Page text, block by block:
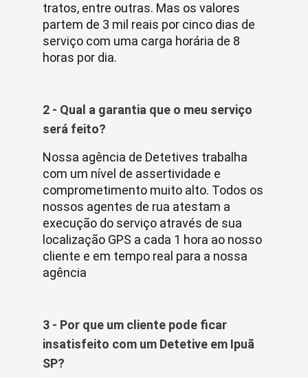
tratos, entre outras. Mas os valores
partem de 3 mil reais por cinco dias de
serviço com uma carga horária de 8
horas por dia.
2 - Qual a garantia que o meu serviço
será feito?
Nossa agência de Detetives trabalha
com um nível de assertividade e
comprometimento muito alto. Todos os
nossos agentes de rua atestam a
execução do serviço através de sua
localização GPS a cada 1 hora ao nosso
cliente e em tempo real para a nossa
agência
3 - Por que um cliente pode ficar
insatisfeito com um Detetive em Ipuã
SP?